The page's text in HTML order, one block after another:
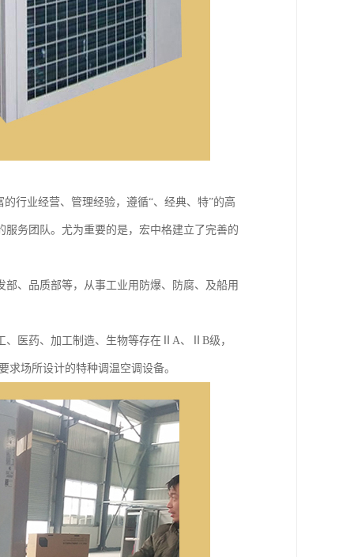
行业经营、管理经验，遵循“、经典、特”的高
务团队。尤为重要的是，宏中格建立了完善的
、品质部等，从事工业用防爆、防腐、及船用
、医药、加工制造、生物等存在ⅡA、ⅡB级，
场所设计的特种调温空调设备。